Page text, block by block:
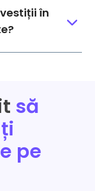
în
să
pe